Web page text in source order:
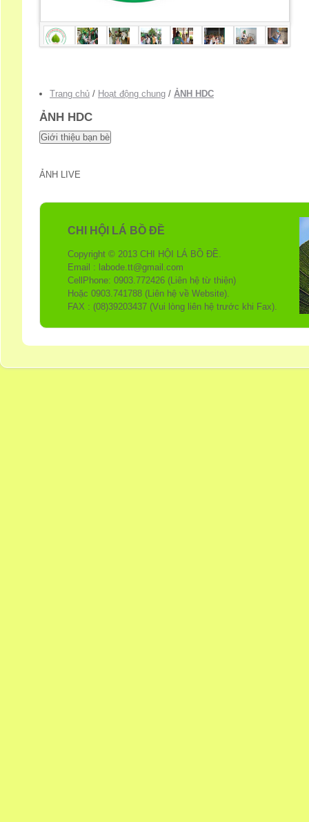
Trang chủ / Hoạt động chung / ẢNH HDC
ẢNH HDC
ẢNH LIVE
CHI HỘI LÁ BỒ ĐỀ
Copyright © 2013 CHI HỘI LÁ BỒ ĐỀ.
Email : labode.tt@gmail.com
CellPhone: 0903.772426 (Liên hệ từ thiện)
Hoặc 0903.741788 (Liên hệ về Website).
FAX : (08)39203437 (Vui lòng liên hệ trước khi Fax).